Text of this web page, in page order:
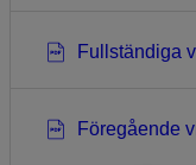
Fullständiga
Föregående